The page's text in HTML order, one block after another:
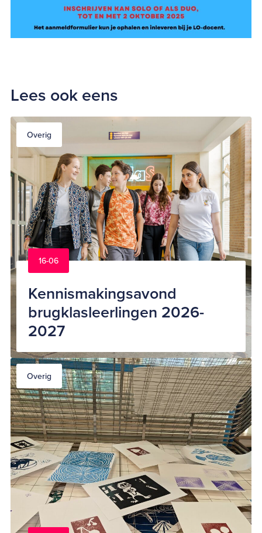
Lees ook eens
Overig
16-06
Kennismakingsavond
brugklasleerlingen 2026-
2027
Overig